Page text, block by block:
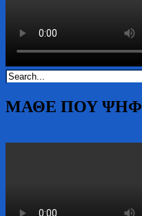
ΜΑΘΕ ΠΟΥ